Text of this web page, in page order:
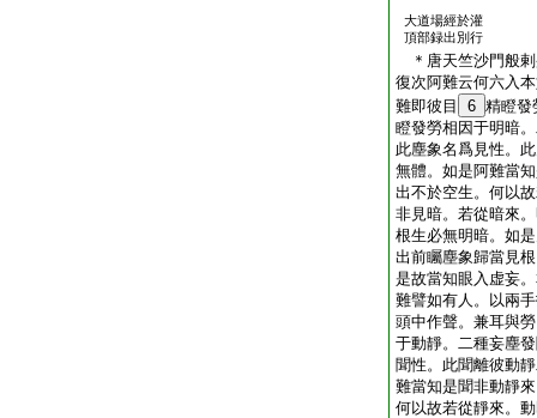
大道場經於灌
頂部録出別行
＊唐天竺沙門般
復次阿難云何六入
難即彼目
6 精瞪發
瞪發勞相因于明暗
此塵象名爲見性。
無體。如是阿難當
出不於空生。何以
非見暗。若從暗來
根生必無明暗。如
出前矚塵象歸當見
是故當知眼入虚妄
難譬如有人。以兩
頭中作聲。兼耳與
于動靜。二種妄塵
聞性。此聞離彼動
難當知是聞非動靜
何以故若從靜來。